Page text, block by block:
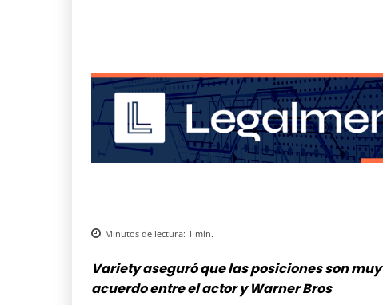
Minutos de lectura: 1 min.
Variety aseguró que las posiciones son
acuerdo entre el actor y Warner Bros